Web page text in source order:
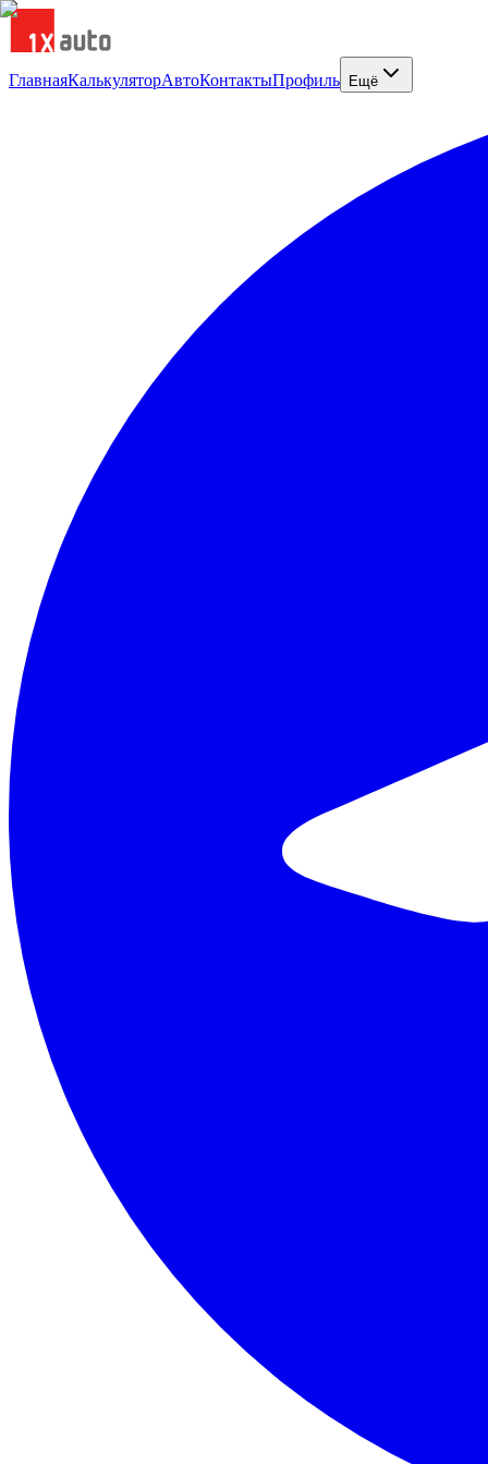
ГлавнаяКалькуляторАвтоКонтактыПрофиль Ещё